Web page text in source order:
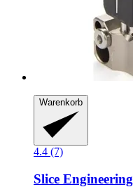
Warenkorb
4.4 (7)
Slice Engineering